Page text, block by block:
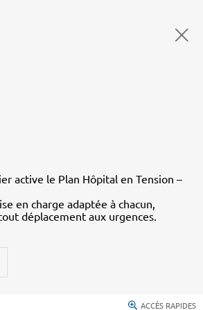
active le Plan Hôpital en Tension –
en charge adaptée à chacun,
déplacement aux urgences.
ACCÈS RAPIDES